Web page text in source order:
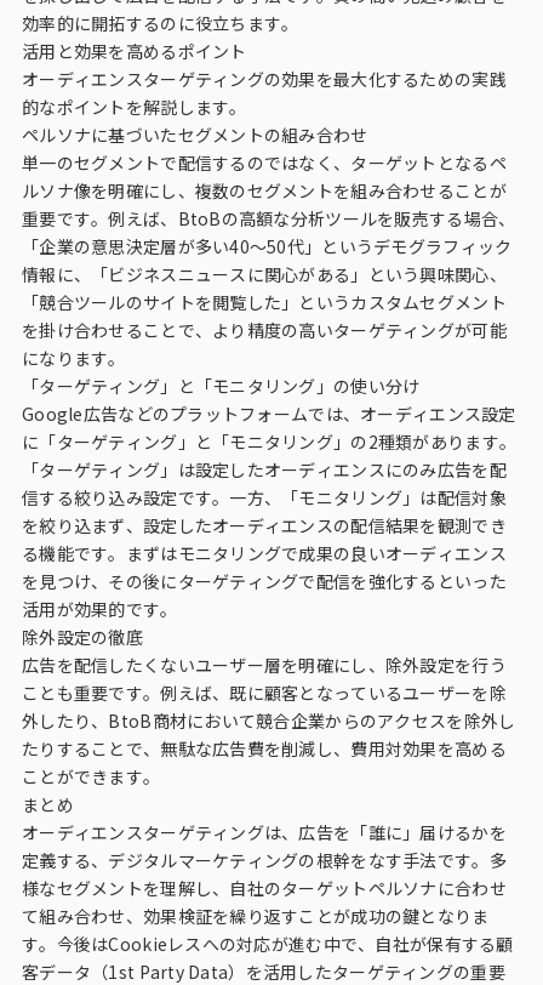
効率的に開拓するのに役立ちます。
活用と効果を高めるポイント
オーディエンスターゲティングの効果を最大化するための実践
的なポイントを解説します。
ペルソナに基づいたセグメントの組み合わせ
単一のセグメントで配信するのではなく、ターゲットとなるペ
ルソナ像を明確にし、複数のセグメントを組み合わせることが
重要です。例えば、BtoBの高額な分析ツールを販売する場合、
「企業の意思決定層が多い40〜50代」というデモグラフィック
情報に、「ビジネスニュースに関心がある」という興味関心、
「競合ツールのサイトを閲覧した」というカスタムセグメント
を掛け合わせることで、より精度の高いターゲティングが可能
になります。
「ターゲティング」と「モニタリング」の使い分け
Google広告などのプラットフォームでは、オーディエンス設定
に「ターゲティング」と「モニタリング」の2種類があります。
「ターゲティング」は設定したオーディエンスにのみ広告を配
信する絞り込み設定です。一方、「モニタリング」は配信対象
を絞り込まず、設定したオーディエンスの配信結果を観測でき
る機能です。まずはモニタリングで成果の良いオーディエンス
を見つけ、その後にターゲティングで配信を強化するといった
活用が効果的です。
除外設定の徹底
広告を配信したくないユーザー層を明確にし、除外設定を行う
ことも重要です。例えば、既に顧客となっているユーザーを除
外したり、BtoB商材において競合企業からのアクセスを除外し
たりすることで、無駄な広告費を削減し、費用対効果を高める
ことができます。
まとめ
オーディエンスターゲティングは、広告を「誰に」届けるかを
定義する、デジタルマーケティングの根幹をなす手法です。多
様なセグメントを理解し、自社のターゲットペルソナに合わせ
て組み合わせ、効果検証を繰り返すことが成功の鍵となりま
す。今後はCookieレスへの対応が進む中で、自社が保有する顧
客データ（1st Party Data）を活用したターゲティングの重要